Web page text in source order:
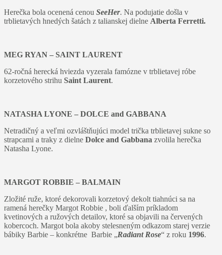
Herečka bola ocenená cenou SeeHer. Na podujatie došla v
trblietavých hnedých šatách z talianskej dielne Alberta Ferretti.
MEG RYAN – SAINT LAURENT
62-ročná herecká hviezda vyzerala famózne v trblietavej róbe
korzetového strihu Saint Laurent.
NATASHA LYONE – DOLCE and GABBANA
Netradičný a veľmi ozvláštňujúci model trička trblietavej sukne so
strapcami a traky z dielne Dolce and Gabbana zvolila herečka
Natasha Lyone.
MARGOT ROBBIE – BALMAIN
Zložité ruže, ktoré dekorovali korzetový dekolt tiahnúci sa na
ramená herečky Margot Robbie , boli ďalším príkladom
kvetinových a ružových detailov, ktoré sa objavili na červených
kobercoch. Margot bola akoby stelesneným odkazom starej verzie
bábiky Barbie – konkrétne Barbie „Radiant Rose“ z roku 1996.